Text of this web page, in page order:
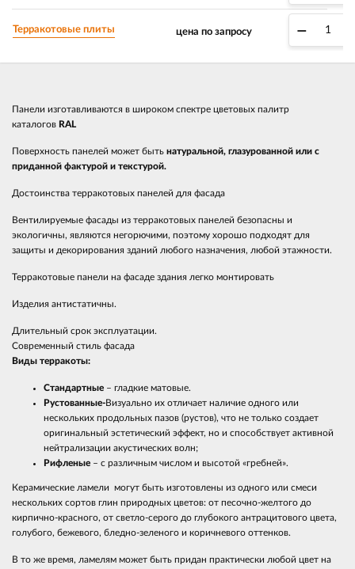
Терракотовые плиты цена по запросу –
Панели изготавливаются в широком спектре цветовых палитр
каталогов RAL
Поверхность панелей может быть натуральной, глазурованной или с
приданной фактурой и текстурой.
Достоинства терракотовых панелей для фасада
Вентилируемые фасады из терракотовых панелей безопасны и
экологичны, являются негорючими, поэтому хорошо подходят для
защиты и декорирования зданий любого назначения, любой этажности.
Терракотовые панели на фасаде здания легко монтировать
Изделия антистатичны.
Длительный срок эксплуатации.
Современный стиль фасада
Виды терракоты:
Стандартные – гладкие матовые.
Рустованные-Визуально их отличает наличие одного или
нескольких продольных пазов (рустов), что не только создает
оригинальный эстетический эффект, но и способствует активной
нейтрализации акустических волн;
Рифленые – с различным числом и высотой «гребней».
Керамические ламели могут быть изготовлены из одного или смеси
нескольких сортов глин природных цветов: от песочно-желтого до
кирпично-красного, от светло-серого до глубокого антрацитового цвета,
голубого, бежевого, бледно-зеленого и коричневого оттенков.
В то же время, ламелям может быть придан практически любой цвет на